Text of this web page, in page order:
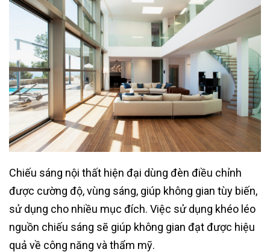
Chiếu sáng nội thất hiện đại dùng đèn điều chỉnh
được cường độ, vùng sáng, giúp không gian tùy biến,
sử dụng cho nhiều mục đích. Việc sử dụng khéo léo
nguồn chiếu sáng sẽ giúp không gian đạt được hiệu
quả về công năng và thẩm mỹ.